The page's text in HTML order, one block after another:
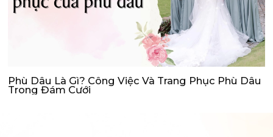
Phù Dâu Là Gì? Công Việc Và Trang Phục Phù Dâu
Trong Đám Cưới